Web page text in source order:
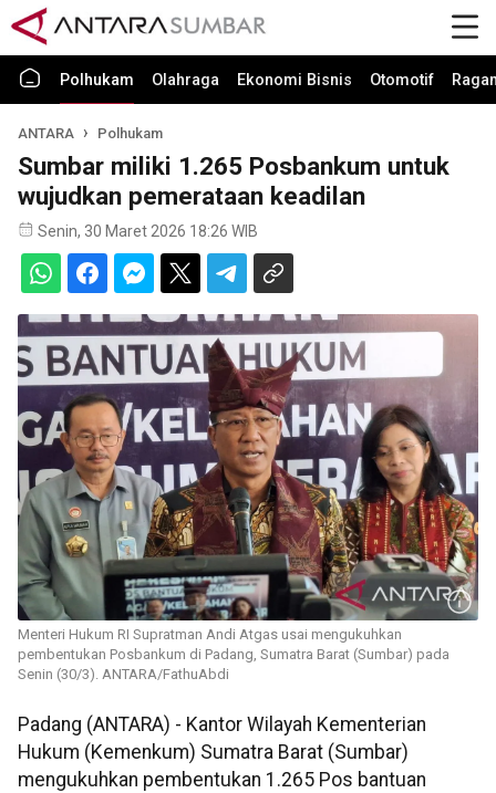
Polhukam Olahraga Ekonomi Bisnis Otomotif
ANTARA Polhukam
Sumbar miliki 1.265 Posbankum untuk
wujudkan pemerataan keadilan
Senin, 30 Maret 2026 18:26 WIB
Menteri Hukum RI Supratman Andi Atgas usai mengukuhkan
pembentukan Posbankum di Padang, Sumatra Barat (Sumbar) pada
Senin (30/3). ANTARA/FathuAbdi
Padang (ANTARA) - Kantor Wilayah Kementerian
Hukum (Kemenkum) Sumatra Barat (Sumbar)
mengukuhkan pembentukan 1.265 Pos bantuan